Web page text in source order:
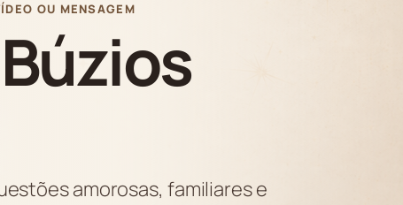
OU MENSAGEM
amorosas, familiares e